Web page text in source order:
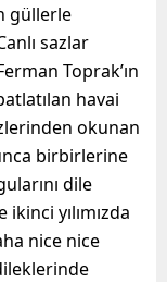
güllerle
sazlar
Toprak’ın
havai
okunan
birbirlerine
dile
yılımızda
nice nice